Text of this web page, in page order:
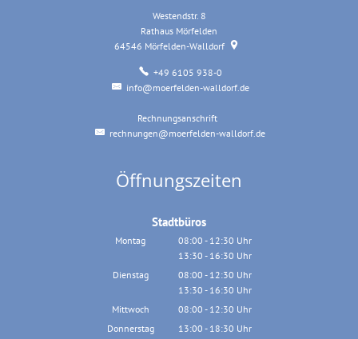
Westendstr. 8
Rathaus Mörfelden
64546 Mörfelden-Walldorf
+49 6105 938-0
info@moerfelden-walldorf.de
Rechnungsanschrift
rechnungen@moerfelden-walldorf.de
Öffnungszeiten
Stadtbüros
Montag 08:00 - 12:30 Uhr
Von 08:00 bis 12:30 Uhr
13:30 - 16:30 Uhr
Von 13:30 bis 16:30 Uhr
Dienstag 08:00 - 12:30 Uhr
Von 08:00 bis 12:30 Uhr
13:30 - 16:30 Uhr
Von 13:30 bis 16:30 Uhr
Mittwoch 08:00 - 12:30 Uhr
Von 08:00 bis 12:30 Uhr
Donnerstag 13:00 - 18:30 Uhr